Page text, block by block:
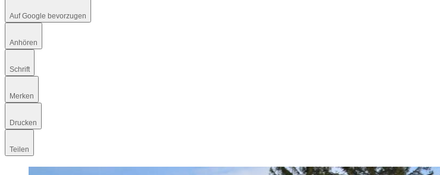
Auf Google bevorzugen
Anhören
Schrift
Merken
Drucken
Teilen